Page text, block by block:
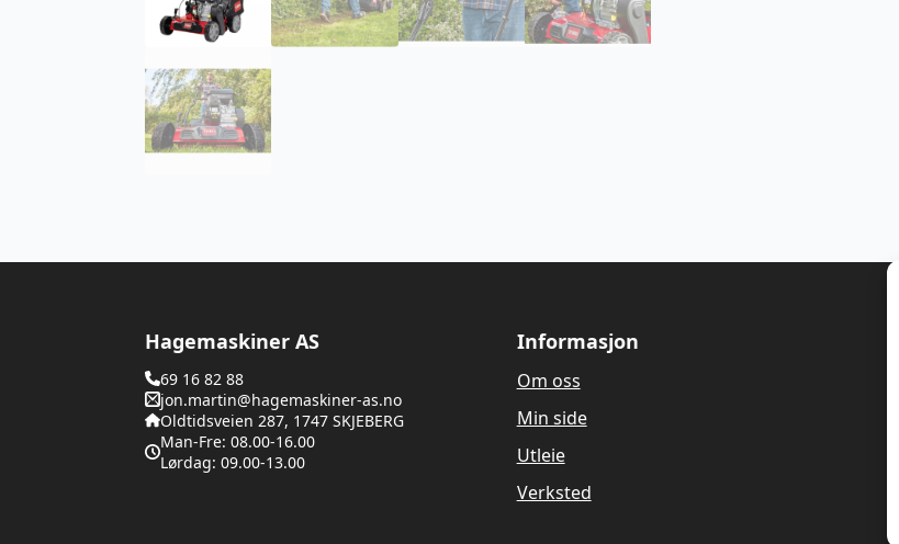
Hagemaskiner AS
69 16 82 88
jon.martin@hagemaskiner-as.no
Oldtidsveien 287, 1747 SKJEBERG
Man-Fre: 08.00-16.00
Lørdag: 09.00-13.00
Informasjon
Om oss
Min side
Utleie
Verksted